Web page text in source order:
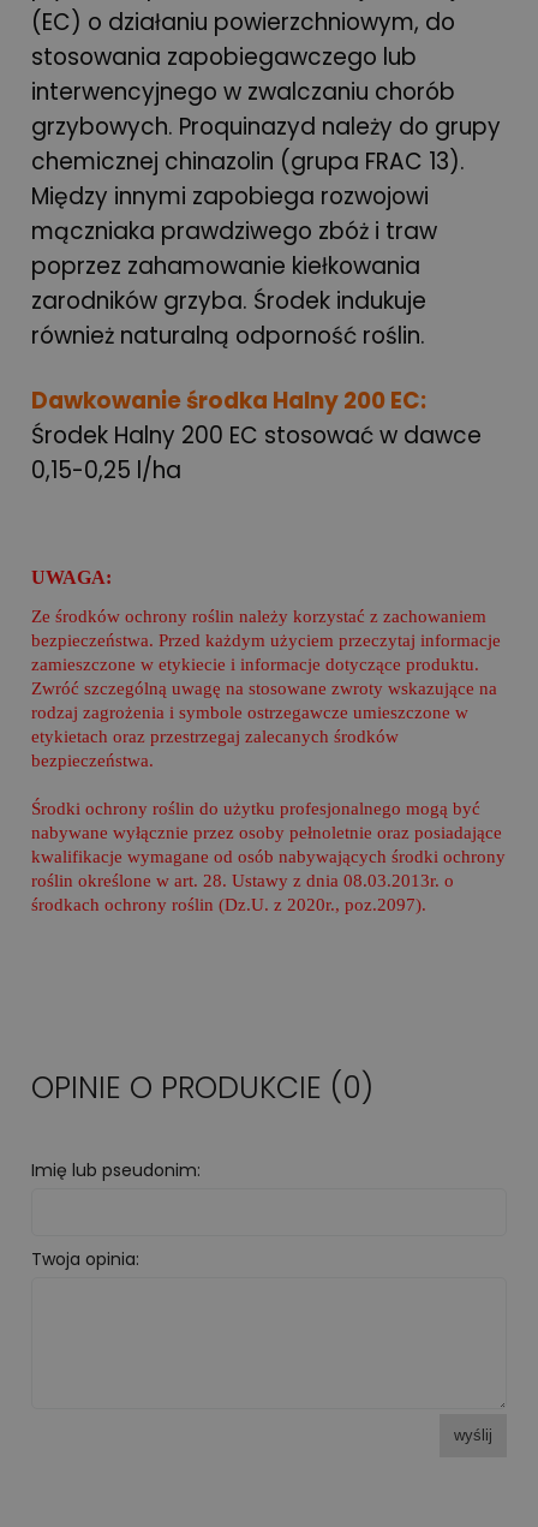
(EC) o działaniu powierzchniowym, do
stosowania zapobiegawczego lub
interwencyjnego w zwalczaniu chorób
grzybowych. Proquinazyd należy do grupy
chemicznej chinazolin (grupa FRAC 13).
Między innymi zapobiega rozwojowi
mączniaka prawdziwego zbóż i traw
poprzez zahamowanie kiełkowania
zarodników grzyba. Środek indukuje
również naturalną odporność roślin.
Dawkowanie środka Halny 200 EC:
Środek Halny 200 EC stosować w dawce
0,15-0,25 l/ha
UWAGA:
Ze środków ochrony roślin należy korzystać z zachowaniem
bezpieczeństwa. Przed każdym użyciem przeczytaj informacje
zamieszczone w etykiecie i informacje dotyczące produktu.
Zwróć szczególną uwagę na stosowane zwroty wskazujące na
rodzaj zagrożenia i symbole ostrzegawcze umieszczone w
etykietach oraz przestrzegaj zalecanych środków
bezpieczeństwa.
Środki ochrony roślin do użytku profesjonalnego mogą być
nabywane wyłącznie przez osoby pełnoletnie oraz posiadające
kwalifikacje wymagane od osób nabywających środki ochrony
roślin określone w art. 28. Ustawy z dnia 08.03.2013r. o
środkach ochrony roślin (Dz.U. z 2020r., poz.2097).
OPINIE O PRODUKCIE (0)
Imię lub pseudonim:
Twoja opinia:
wyślij